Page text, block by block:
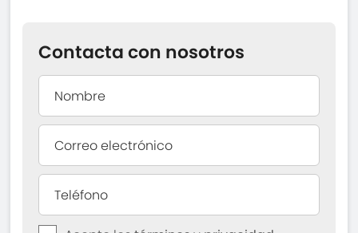
Contacta con nosotros